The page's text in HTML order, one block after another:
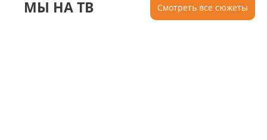
МЫ НА ТВ Смотреть все сюжеты